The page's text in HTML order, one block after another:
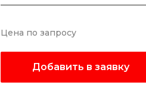
Цена по запросу
Добавить в заявку